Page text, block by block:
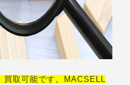
買取可能です。MACSELL